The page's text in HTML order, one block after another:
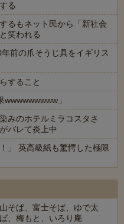
る
るもネット民から「新社会
笑われる
前の爪そうじ具をイギリス
すること
」
みのホテルミラコスタさ
バレて炎上中
」 英高級紙も驚愕した極限
そば、富士そば、ゆで太
、梅もと、いろり庵